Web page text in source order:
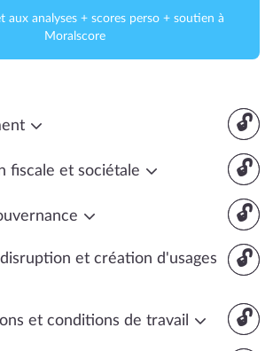
aux analyses + scores perso + soutien à
Moralscore
🔓
🔓
fiscale et sociétale
🔓
🔓
et création d'usages
🔓
et conditions de travail